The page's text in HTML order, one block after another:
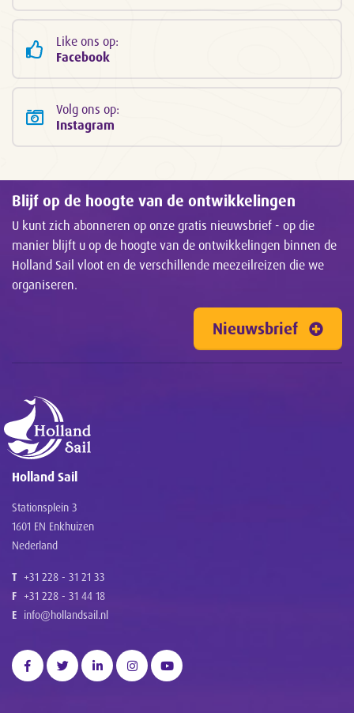
Like ons op:
Facebook
Volg ons op:
Instagram
Blijf op de hoogte van de ontwikkelingen
U kunt zich abonneren op onze gratis nieuwsbrief - op die
manier blijft u op de hoogte van de ontwikkelingen binnen de
Holland Sail vloot en de verschillende meezeilreizen die we
organiseren.
Nieuwsbrief
Holland Sail
Stationsplein 3
1601 EN Enkhuizen
Nederland
T +31 228 - 31 21 33
F +31 228 - 31 44 18
E info@hollandsail.nl